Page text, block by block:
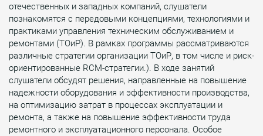
отечественных и западных компаний, слушатели
познакомятся с передовыми концепциями, технологиями и
практиками управления техническим обслуживанием и
ремонтами (ТОиР). В рамках программы рассматриваются
различные стратегии организации ТОиР, в том числе и риск-
ориентированные RCM-стратегии.). В ходе занятий
слушатели обсудят решения, направленные на повышение
надежности оборудования и эффективности производства,
на оптимизацию затрат в процессах эксплуатации и
ремонта, а также на повышение эффективности труда
ремонтного и эксплуатационного персонала. Особое